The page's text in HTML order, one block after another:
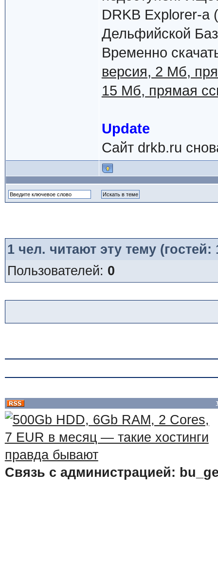
DRKB Explorer-а
Дельфийской
Временно
версия, 2 Мб,
15 Мб, прямая
Update
Сайт drkb.ru
1чел. читают эту тему
Пользователей: 0
Связь с администрацией: